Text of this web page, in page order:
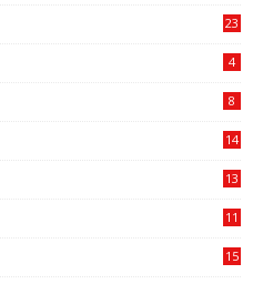
23
4
8
14
13
11
15